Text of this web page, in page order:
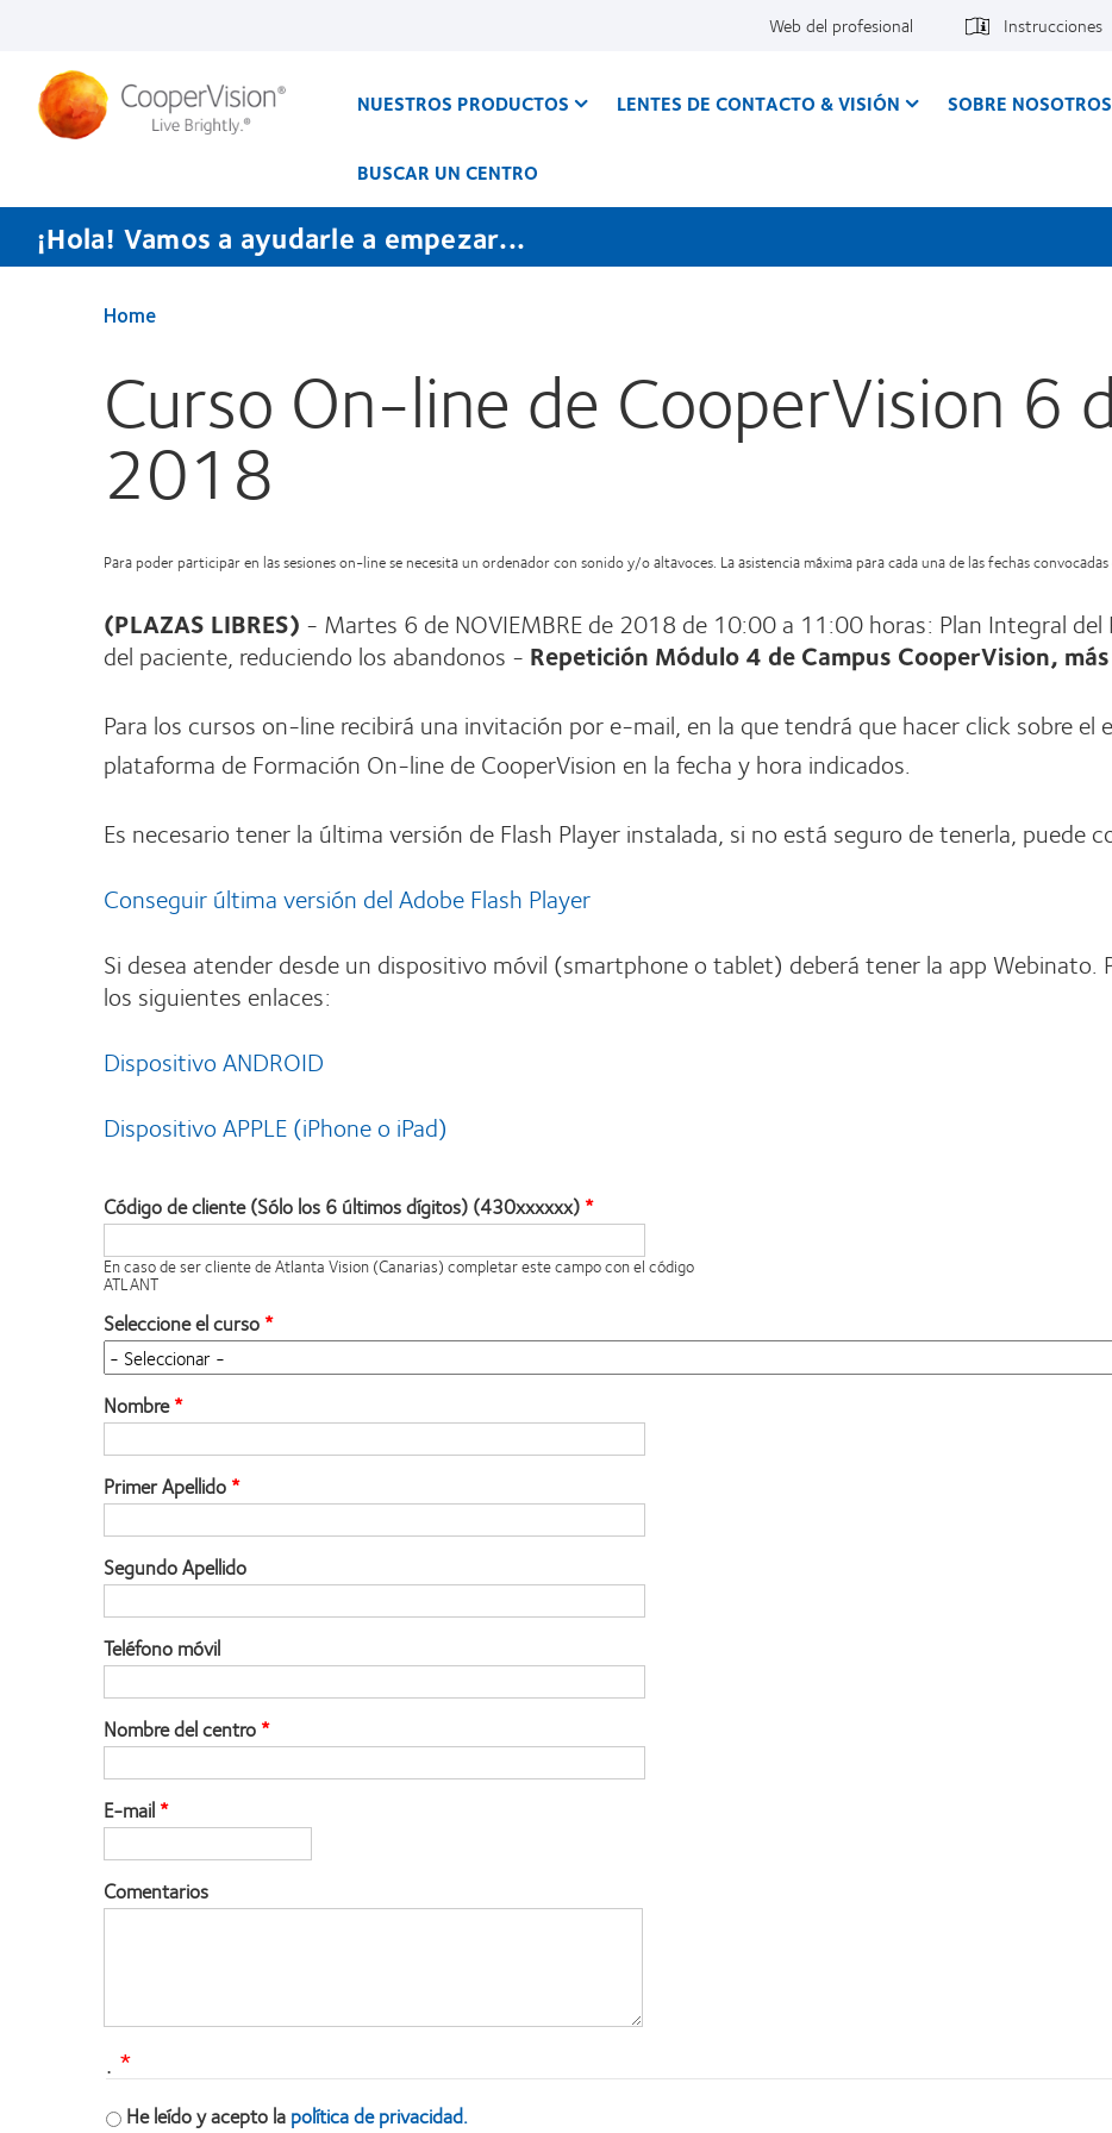
principal
Web del profesional Instrucciones
NUESTROS PRODUCTOS LENTES DE CONTACTO & VISIÓN SOBRE NOSOTROS
BUSCAR UN CENTRO
¡Hola! Vamos a ayudarle a empezar...
Home
Curso On-line de CooperVision 6
2018
Para poder participar en las sesiones on-line se necesita un ordenador con sonido y/o altavoces. La asistencia máxima para cada una de las fechas
(PLAZAS LIBRES) - Martes 6 de NOVIEMBRE de 2018 de 10:00 a 11:00 horas: Plan Integral
del paciente, reduciendo los abandonos - Repetición Módulo 4 de Campus CooperVision,
Para los cursos on-line recibirá una invitación por e-mail, en la que tendrá que hacer click sobre el
plataforma de Formación On-line de CooperVision en la fecha y hora indicados.
Es necesario tener la última versión de Flash Player instalada, si no está seguro de tenerla, puede
Conseguir última versión del Adobe Flash Player
Si desea atender desde un dispositivo móvil (smartphone o tablet) deberá tener la app Webinato.
los siguientes enlaces:
Dispositivo ANDROID
Dispositivo APPLE (iPhone o iPad)
Código de cliente (Sólo los 6 últimos dígitos) (430xxxxxx)
En caso de ser cliente de Atlanta Vision (Canarias) completar este campo con el código
ATLANT
Seleccione el curso
Nombre
Primer Apellido
Segundo Apellido
Teléfono móvil
Nombre del centro
E-mail
Comentarios
.
He leído y acepto lapolítica de privacidad.